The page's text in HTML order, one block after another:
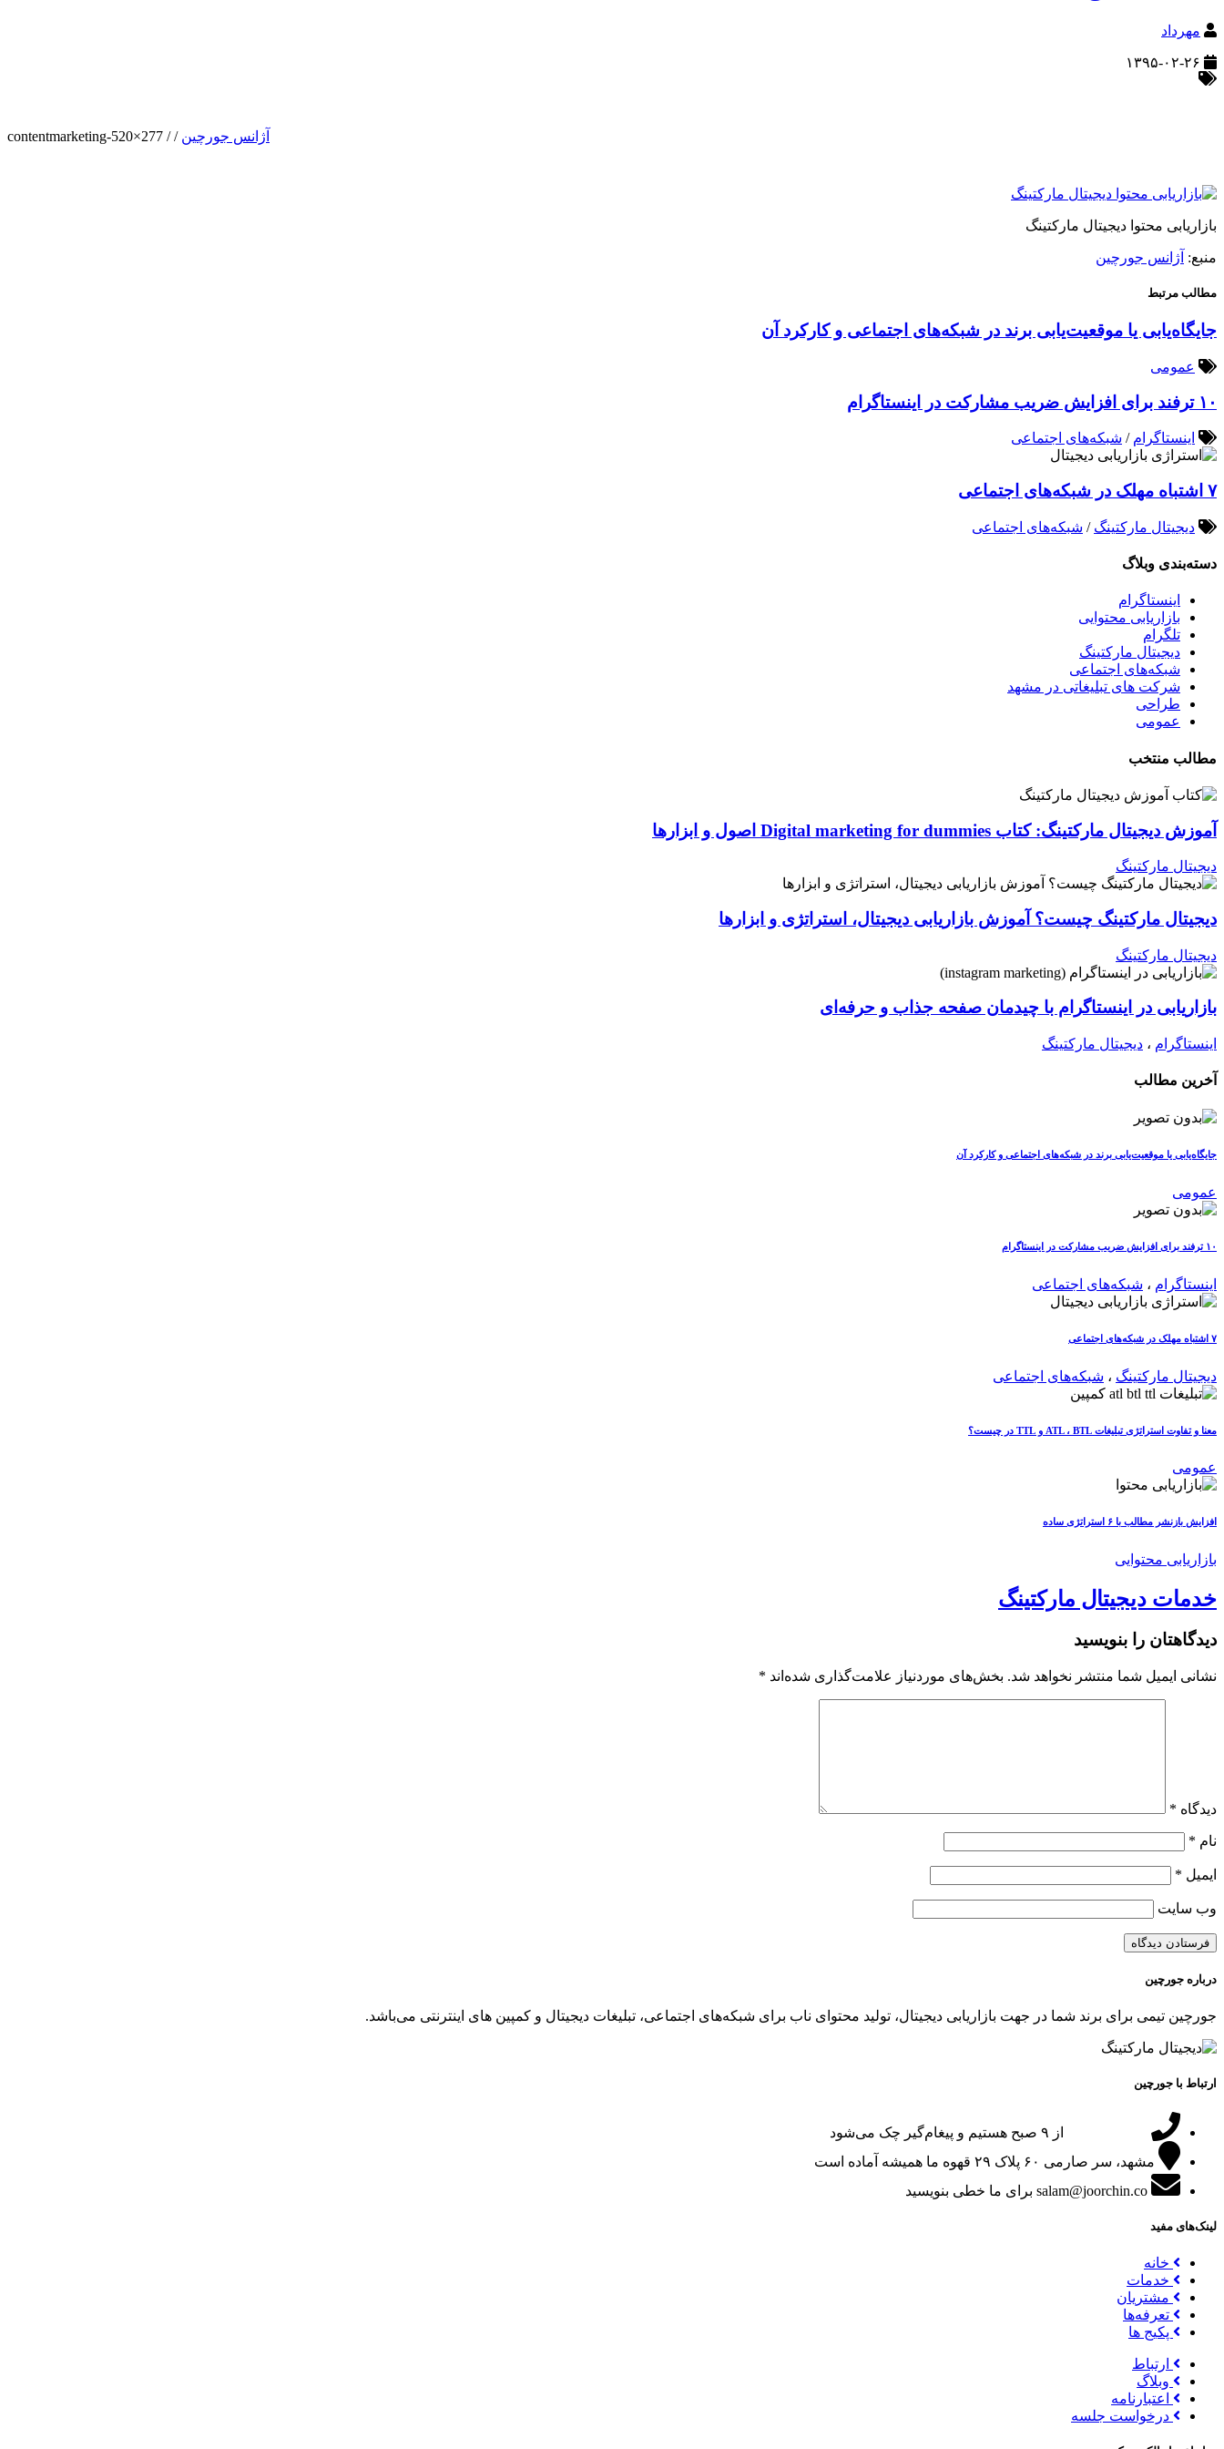
مهرداد
آژانس جورچین /
/
contentmarketing-520×277
بازاریابی محتوا دیجیتال مارکتینگ
منبع: آژانس جورچین
مطالب مرتبط
جایگاه‌یابی یا موقعیت‌یابی برند در شبکه‌های اجتماعی و کارکرد آن
عمومی
۱۰ ترفند برای افزایش ضریب مشارکت در اینستاگرام
اینستاگرام / شبکه‌های اجتماعی
۷ اشتباه مهلک در شبکه‌های اجتماعی
دیجیتال مارکتینگ / شبکه‌های اجتماعی
دسته‌بندی وبلاگ
اینستاگرام
بازاریابی محتوایی
تلگرام
دیجیتال مارکتینگ
شبکه‌های اجتماعی
شرکت های تبلیغاتی در مشهد
طراحی
عمومی
مطالب منتخب
آموزش دیجیتال مارکتینگ: کتاب Digital marketing for dummies اصول و ابزارها
دیجیتال مارکتینگ
دیجیتال مارکتینگ چیست؟ آموزش بازاریابی دیجیتال، استراتژی و ابزارها
دیجیتال مارکتینگ
بازاریابی در اینستاگرام با چیدمان صفحه جذاب و حرفه‌ای
اینستاگرام ، دیجیتال مارکتینگ
آخرین مطالب
جایگاه‌یابی یا موقعیت‌یابی برند در شبکه‌های اجتماعی و کارکرد آن
عمومی
۱۰ ترفند برای افزایش ضریب مشارکت در اینستاگرام
اینستاگرام ، شبکه‌های اجتماعی
۷ اشتباه مهلک در شبکه‌های اجتماعی
دیجیتال مارکتینگ ، شبکه‌های اجتماعی
معنا و تفاوت استراتژی تبلیغات ATL ، BTL و TTL در چیست؟
عمومی
افزایش بازنشر مطالب با ۶ استراتژی ساده
بازاریابی محتوایی
خدمات دیجیتال مارکتینگ
دیدگاهتان را بنویسید
نشانی ایمیل شما منتشر نخواهد شد. بخش‌های موردنیاز علامت‌گذاری شده‌اند *
دیدگاه *
نام *
ایمیل *
وب‌ سایت
درباره جورچین
جورچین تیمی برای برند شما در جهت بازاریابی دیجیتال، تولید محتوای ناب برای شبکه‌های اجتماعی، تبلیغات دیجیتال و کمپین های اینترنتی می‌باشد.
ارتباط با جورچین
از ۹ صبح هستیم و پیغام‌گیر چک می‌شود
مشهد، سر صارمی ۶۰ پلاک ۲۹
قهوه ما همیشه آماده است
salam@joorchin.co برای ما خطی بنویسید
لینک‌های مفید
خانه
خدمات
مشتریان
تعرفه‌ها
پکیج ها
ارتباط
وبلاگ
اعتبارنامه
درخواست جلسه